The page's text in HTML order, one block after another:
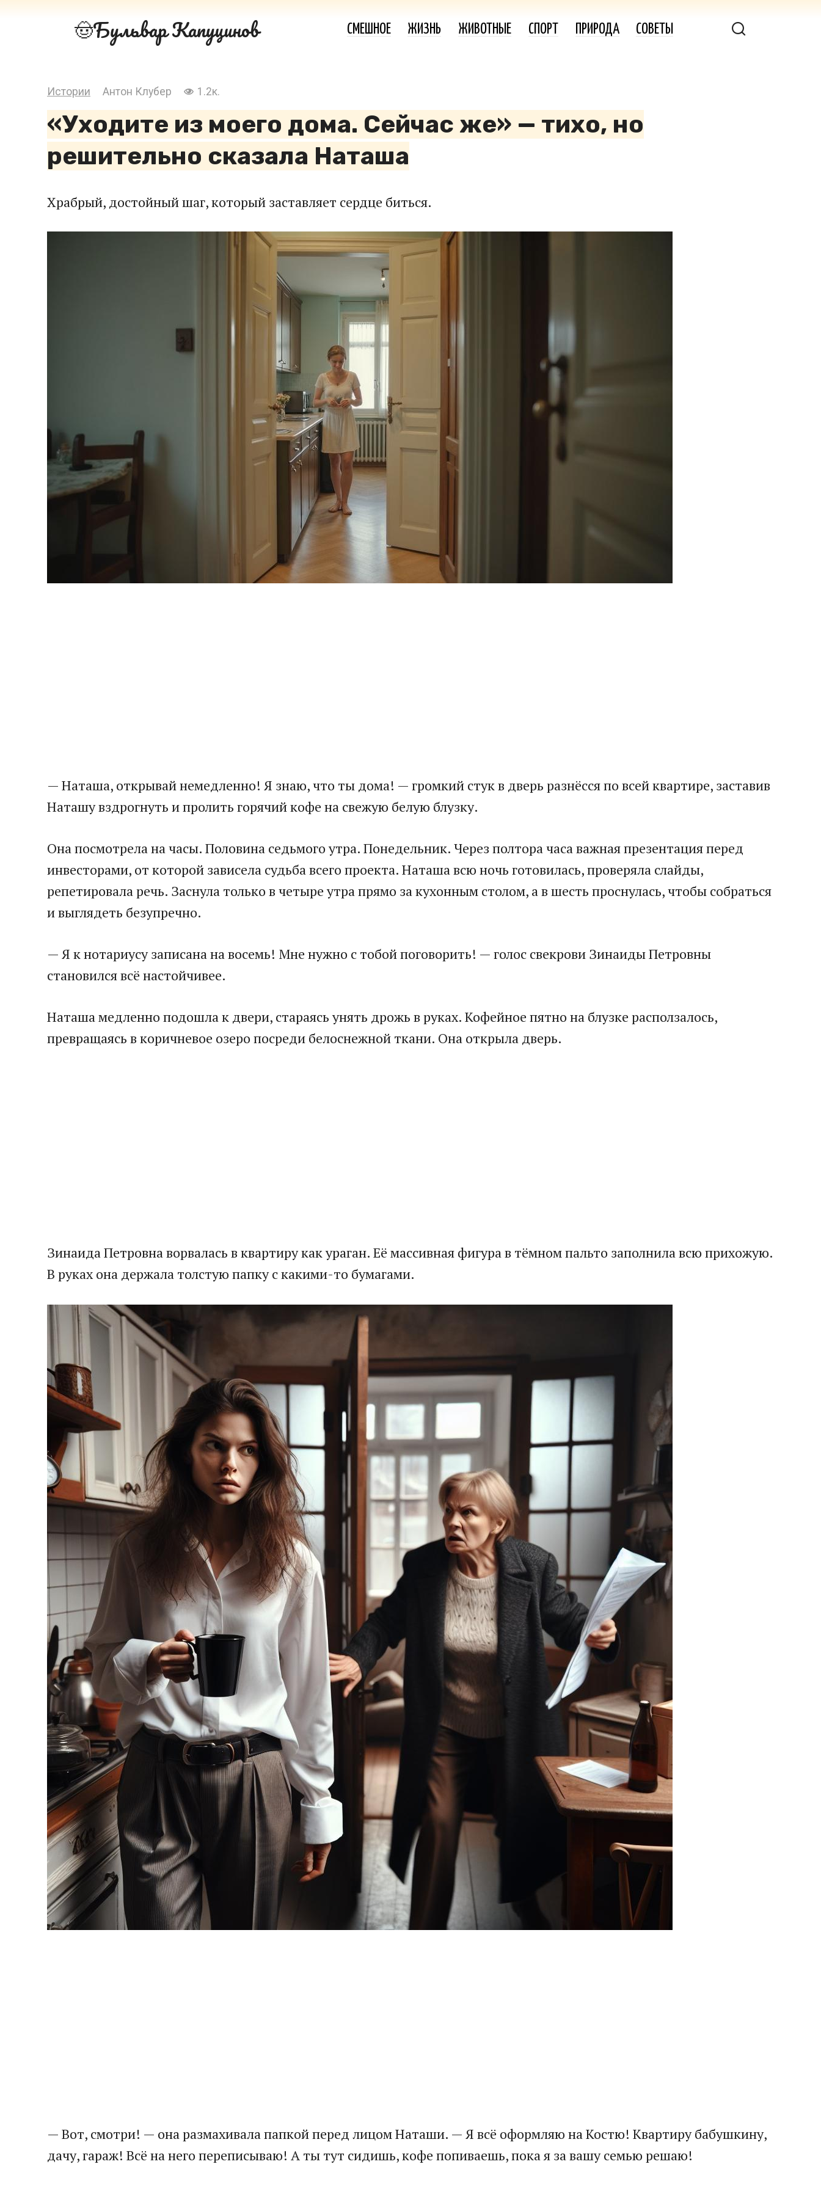
Бульвар Капуцинов СМЕШНОЕ ЖИЗНЬ ЖИВОТНЫЕ СПОРТ ПРИРОДА СОВЕТЫ
Истории Антон Клубер 1.2к.
«Уходите из моего дома. Сейчас же» — тихо, но
решительно сказала Наташа
Храбрый, достойный шаг, который заставляет сердце биться.
— Наташа, открывай немедленно! Я знаю, что ты дома! — громкий стук в дверь разнёсся по всей квартире, заставив
Наташу вздрогнуть и пролить горячий кофе на свежую белую блузку.
Она посмотрела на часы. Половина седьмого утра. Понедельник. Через полтора часа важная презентация перед
инвесторами, от которой зависела судьба всего проекта. Наташа всю ночь готовилась, проверяла слайды,
репетировала речь. Заснула только в четыре утра прямо за кухонным столом, а в шесть проснулась, чтобы собраться
и выглядеть безупречно.
— Я к нотариусу записана на восемь! Мне нужно с тобой поговорить! — голос свекрови Зинаиды Петровны
становился всё настойчивее.
Наташа медленно подошла к двери, стараясь унять дрожь в руках. Кофейное пятно на блузке расползалось,
превращаясь в коричневое озеро посреди белоснежной ткани. Она открыла дверь.
Зинаида Петровна ворвалась в квартиру как ураган. Её массивная фигура в тёмном пальто заполнила всю прихожую.
В руках она держала толстую папку с какими-то бумагами.
— Вот, смотри! — она размахивала папкой перед лицом Наташи. — Я всё оформляю на Костю! Квартиру бабушкину,
дачу, гараж! Всё на него переписываю! А ты тут сидишь, кофе попиваешь, пока я за вашу семью решаю!